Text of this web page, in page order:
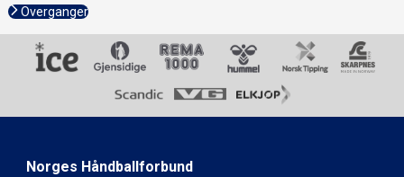
Overganger
Norges Håndballforbund